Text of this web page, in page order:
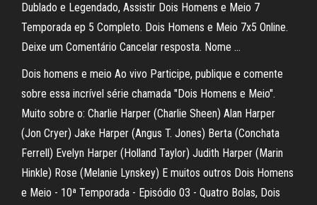
Dublado e Legendado, Assistir Dois Homens e Meio 7
Temporada ep 5 Completo. Dois Homens e Meio 7x5 Online.
Deixe um Comentário Cancelar resposta. Nome …
Dois homens e meio Ao vivo Participe, publique e comente
sobre essa incrível série chamada "Dois Homens e Meio".
Muito sobre o: Charlie Harper (Charlie Sheen) Alan Harper
(Jon Cryer) Jake Harper (Angus T. Jones) Berta (Conchata
Ferrell) Evelyn Harper (Holland Taylor) Judith Harper (Marin
Hinkle) Rose (Melanie Lynskey) E muitos outros Dois Homens
e Meio - 10ª Temporada - Episódio 03 - Quatro Bolas, Dois